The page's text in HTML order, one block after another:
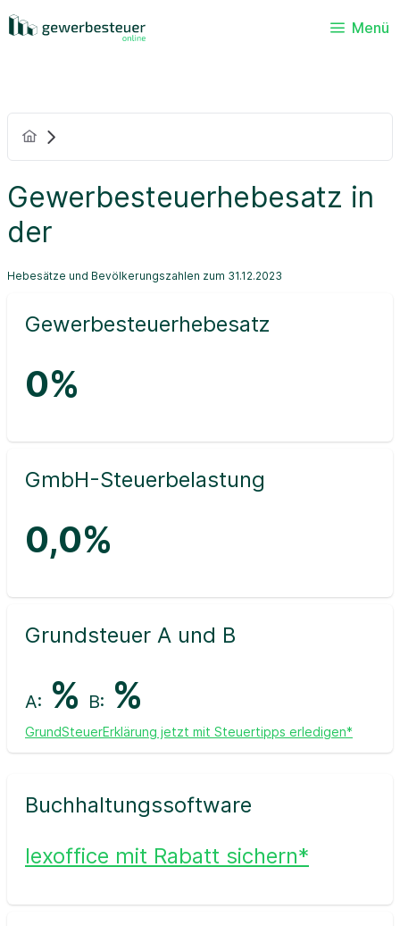
Menü
Gewerbesteuerhebesatz in
der
Hebesätze und Bevölkerungszahlen zum 31.12.2023
Gewerbesteuerhebesatz
0%
GmbH-Steuerbelastung
0,0%
Grundsteuer A und B
A: % B: %
GrundSteuerErklärung jetzt mit Steuertipps erledigen*
Buchhaltungssoftware
lexoffice mit Rabatt sichern*